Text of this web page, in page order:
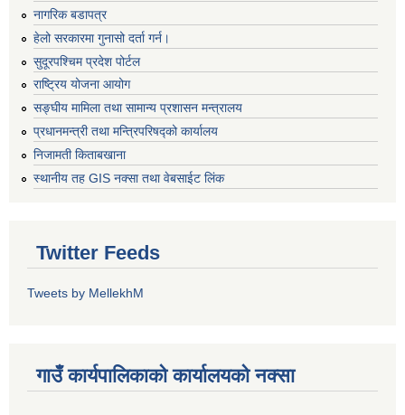
नागरिक बडापत्र
हेलो सरकारमा गुनासो दर्ता गर्न।
सुदूरपश्चिम प्रदेश पोर्टल
राष्ट्रिय योजना आयोग
सङ्‍घीय मामिला तथा सामान्य प्रशासन मन्त्रालय
प्रधानमन्त्री तथा मन्त्रिपरिषद्को कार्यालय
निजामती किताबखाना
स्थानीय तह GIS नक्सा तथा वेबसाईट लिंक
Twitter Feeds
Tweets by MellekhM
गाउँ कार्यपालिकाको कार्यालयको नक्सा